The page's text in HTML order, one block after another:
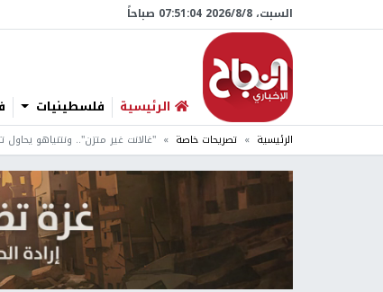
السبت، 8/‏8/‏2026 07:51:05 صباحاً
الرئيسية فلسطينيات
الرئيسية تصريحات خاصة "غالانت غير متزن".. ونتنياهو